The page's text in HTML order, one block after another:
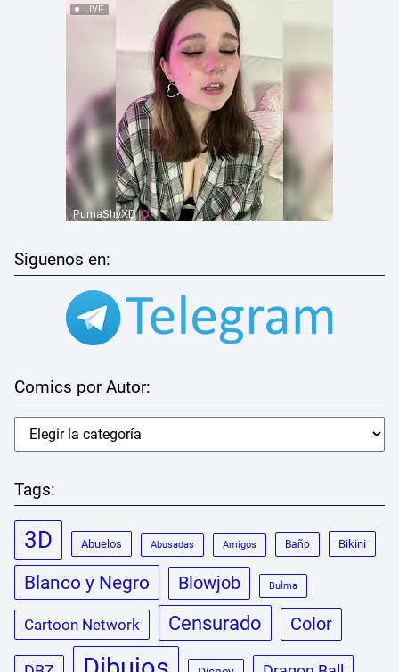
Siguenos en:
Comics por Autor:
Tags:
3D Abuelos Abusadas Amigos Baño Bikini
Blanco y Negro Blowjob Bulma
Cartoon Network Censurado Color